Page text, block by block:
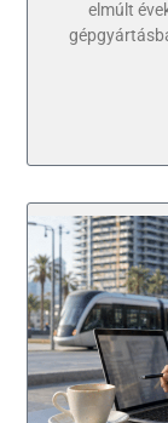
elmúlt